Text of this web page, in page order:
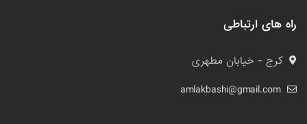
راه های ارتباطی
کرج - خیابان مطهری
amlakbashi@gmail.com